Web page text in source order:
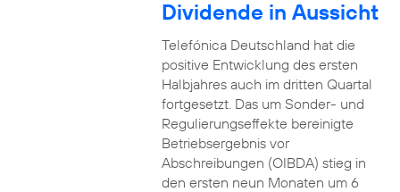
Dividende in Aussicht
Telefónica Deutschland hat die
positive Entwicklung des ersten
Halbjahres auch im dritten Quartal
fortgesetzt. Das um Sonder- und
Regulierungseffekte bereinigte
Betriebsergebnis vor
Abschreibungen (OIBDA) stieg in
den ersten neun Monaten um 6